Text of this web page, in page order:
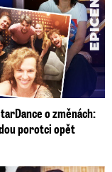
o změnách:
porotci opět